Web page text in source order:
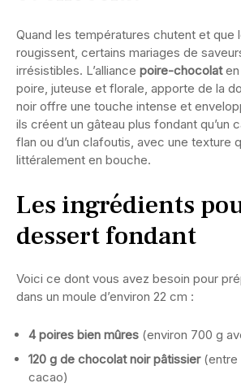
Quand les températures chutent et que
rougissent, certains mariages de
irrésistibles. L’alliance poire-chocolaten
poire, juteuse et florale, apporte de la
noir offre une touche intense et
ils créent un gâteau plus fondant qu’un
flan ou d’un clafoutis, avec une texture
littéralement en bouche.
Les ingrédients
dessert fondant
Voici ce dont vous avez besoin pour
dans un moule d’environ 22 cm :
4 poires bien mûres (environ 700 g
120 g de chocolat noir pâtissier(entre
cacao)